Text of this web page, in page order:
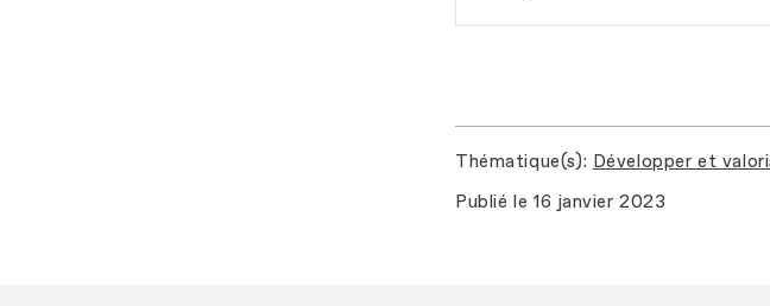
Thématique(s) Développer et
Publié le 16 janvier 2023